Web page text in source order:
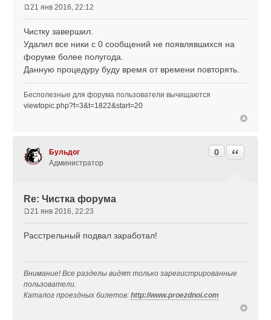
о
б
щ
е
и
е
21 янв 2016, 22:12
Чистку завершил.
Удалил все ники с 0 сообщений не появлявшихся на
форуме более полугода.
Данную процедуру буду время от времени повторять.
Бесполезные для форума пользователи вычищаются
viewtopic.php?f=3&t=1822&start=20
Бульдог
Администратор
Re: Чистка форума
0 Цитата
о
щ
е
н
и
21 янв 2016, 22:23
Расстрельный подвал заработал!
Внимание! Все разделы видят только зарегистрированные
пользователи.
Каталог проездных билетов:http://www.proezdnoi.com